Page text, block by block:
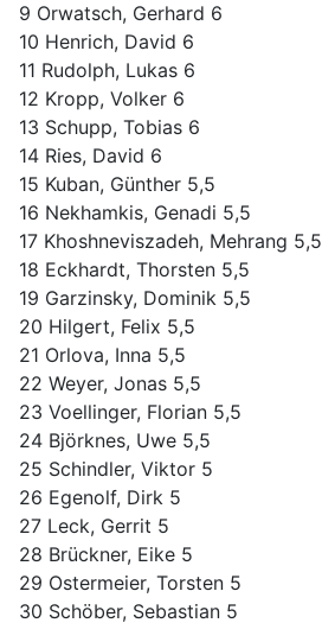
9 Orwatsch, Gerhard 6
10 Henrich, David 6
11 Rudolph, Lukas 6
12 Kropp, Volker 6
13 Schupp, Tobias 6
14 Ries, David 6
15 Kuban, Günther 5,5
16 Nekhamkis, Genadi 5,5
17 Khoshneviszadeh, Mehrang 5,5
18 Eckhardt, Thorsten 5,5
19 Garzinsky, Dominik 5,5
20 Hilgert, Felix 5,5
21 Orlova, Inna 5,5
22 Weyer, Jonas 5,5
23 Voellinger, Florian 5,5
24 Björknes, Uwe 5,5
25 Schindler, Viktor 5
26 Egenolf, Dirk 5
27 Leck, Gerrit 5
28 Brückner, Eike 5
29 Ostermeier, Torsten 5
30 Schöber, Sebastian 5